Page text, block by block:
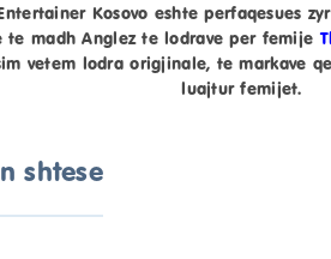
Kosovo eshte perfaqesues
te madh Anglez te lodrave per femije
vetem lodra origjinale, te markave
luajtur femijet.
shtese